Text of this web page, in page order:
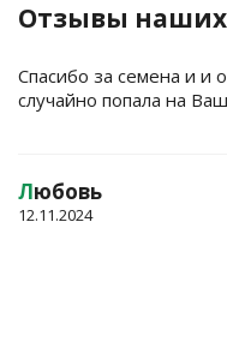
Отзывы
Спасибо за семена и и
случайно попала на
Любовь
12.11.2024